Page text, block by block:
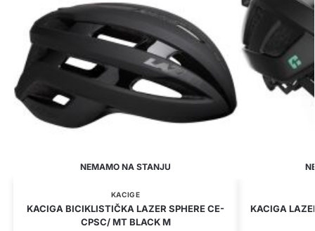
NEMAMO NA STANJU
KACIGE
KACIGA BICIKLISTIČKA LAZER SPHERE CE-
CPSC/ MT BLACK M
KACIGA